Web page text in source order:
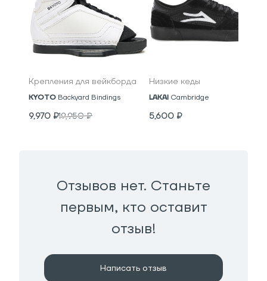
Крепления для вейкборда
KYOTO Backyard Bindings
9,970 ₽19,950₽
Низкие кеды
LAKAI Cambridge
5,600 ₽
Отзывов нет. Станьте
первым, кто оставит
отзыв!
Написать отзыв